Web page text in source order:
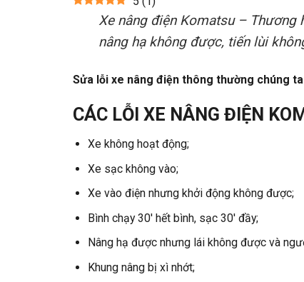
Xe nâng điện Komatsu – Thương
nâng hạ không được, tiến lùi
Sửa lỗi xe nâng điện thông thường chúng
CÁC LỖI XE NÂNG ĐIỆN
Xe không hoạt động;
Xe sạc không vào;
Xe vào điện nhưng khởi động không được;
Bình chạy 30′ hết bình, sạc 30′ đầy;
Nâng hạ được nhưng lái không được và
Khung nâng bị xì nhớt;